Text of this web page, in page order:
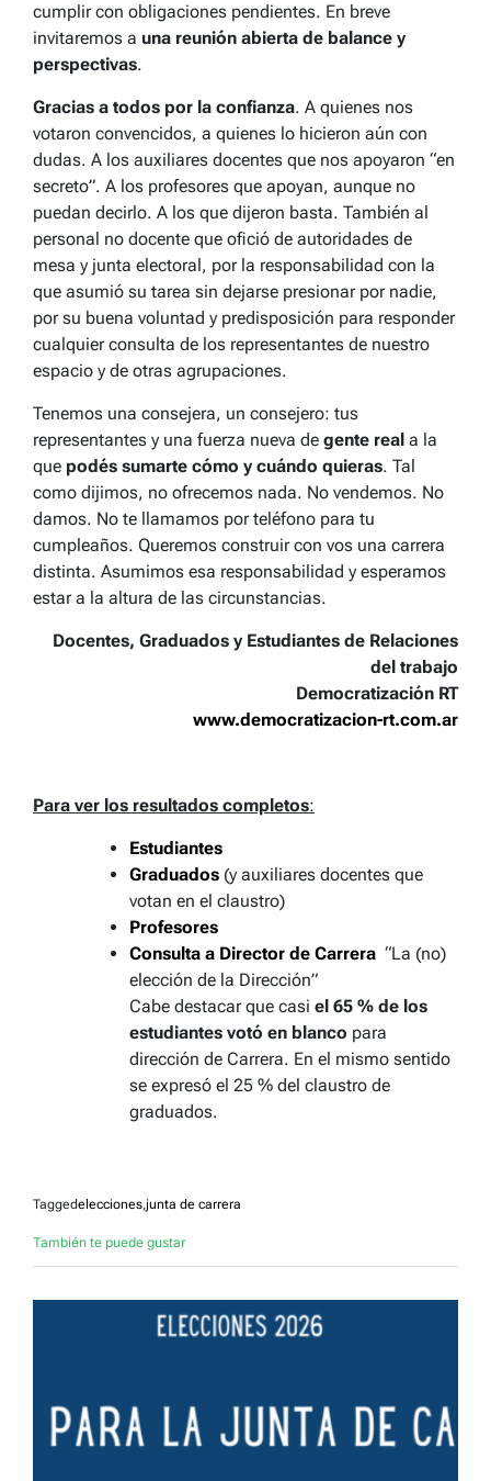
cumplir con obligaciones pendientes. En breve
invitaremos a una reunión abierta de balance y
perspectivas.
Gracias a todos por la confianza. A quienes nos
votaron convencidos, a quienes lo hicieron aún con
dudas. A los auxiliares docentes que nos apoyaron “en
secreto”. A los profesores que apoyan, aunque no
puedan decirlo. A los que dijeron basta. También al
personal no docente que ofició de autoridades de
mesa y junta electoral, por la responsabilidad con la
que asumió su tarea sin dejarse presionar por nadie,
por su buena voluntad y predisposición para responder
cualquier consulta de los representantes de nuestro
espacio y de otras agrupaciones.
Tenemos una consejera, un consejero: tus
representantes y una fuerza nueva de gente real a la
que podés sumarte cómo y cuándo quieras. Tal
como dijimos, no ofrecemos nada. No vendemos. No
damos. No te llamamos por teléfono para tu
cumpleaños. Queremos construir con vos una carrera
distinta. Asumimos esa responsabilidad y esperamos
estar a la altura de las circunstancias.
Docentes, Graduados y Estudiantes de Relaciones
del trabajo
Democratización RT
www.democratizacion-rt.com.ar
Para ver los resultados completos:
Estudiantes
Graduados (y auxiliares docentes que
votan en el claustro)
Profesores
Consulta a Director de Carrera “La (no)
elección de la Dirección”
Cabe destacar que casi el 65 % de los
estudiantes votó en blanco para
dirección de Carrera. En el mismo sentido
se expresó el 25 % del claustro de
graduados.
Taggedelecciones,junta de carrera
También te puede gustar